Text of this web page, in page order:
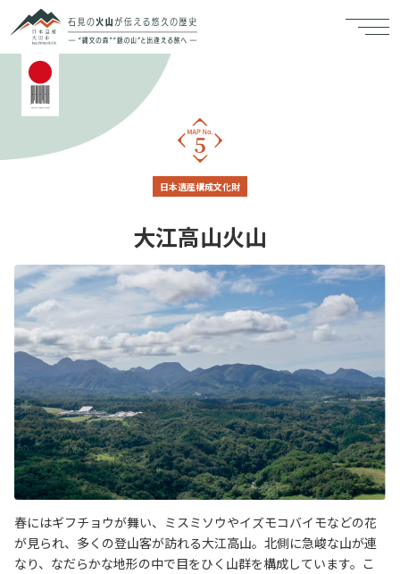
日本遺産構成文化財
大江高山火山
春にはギフチョウが舞い、ミスミソウやイズモコバイモなどの花
が見られ、多くの登山客が訪れる大江高山。北側に急峻な山が連
なり、なだらかな地形の中で目をひく山群を構成しています。こ